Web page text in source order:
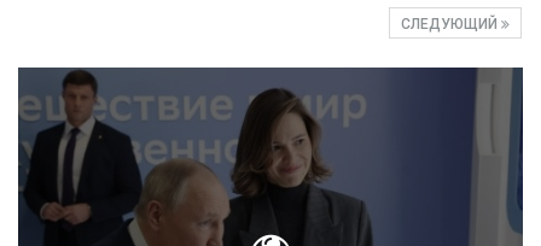
СЛЕДУЮЩИЙ